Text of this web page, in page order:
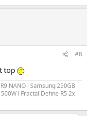
#8
top
NANO l Samsung 250GB
l Fractal Define R5 2x